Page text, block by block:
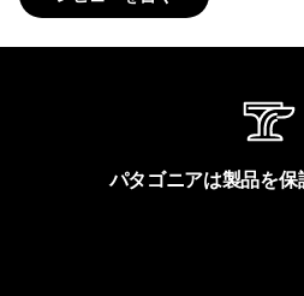
パタゴニアは製品を保